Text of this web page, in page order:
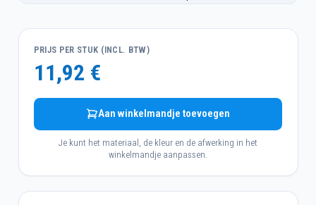
PRIJS PER STUK (INCL. BTW)
11,92 €
Aan winkelmandje toevoegen
Je kunt het materiaal, de kleur en de afwerking in het
winkelmandje aanpassen.